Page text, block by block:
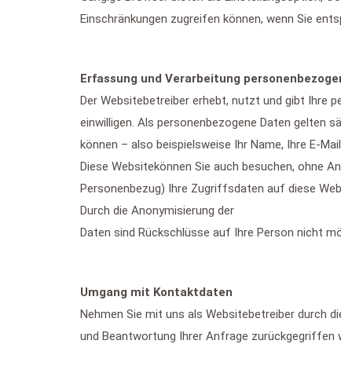
Einschränkungen zugreifen können, wenn Sie
Erfassung und Verarbeitung
Der Websitebetreiber erhebt, nutzt und gibt Ihre
einwilligen. Als personenbezogene Daten gelten
können – also beispielsweise Ihr Name, Ihre E-
Diese Websitekönnen Sie auch besuchen, ohne
Personenbezug) Ihre Zugriffsdaten auf diese
Durch die Anonymisierung der
Daten sind Rückschlüsse auf Ihre Person nicht
Umgang mit Kontaktdaten
Nehmen Sie mit uns als Websitebetreiber durch
und Beantwortung Ihrer Anfrage zurückgegriffen